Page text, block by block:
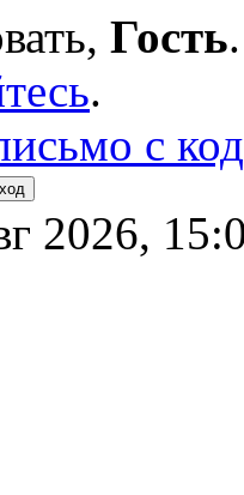
Гость
.
с
2026,